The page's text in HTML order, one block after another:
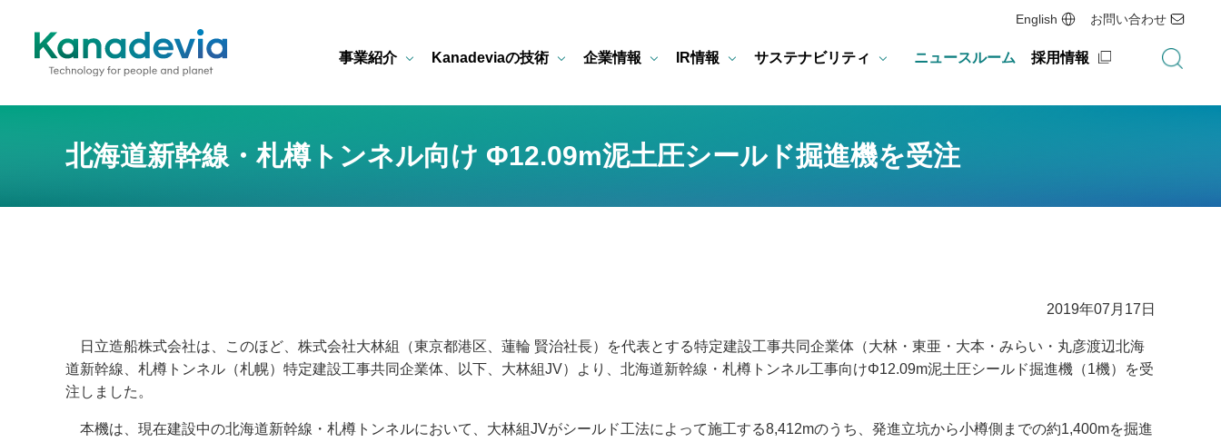
English お問い合わせ
事業紹介 Kanadeviaの技術 企業情報 IR情報 サステナビリティ ニュースルーム 採用情報
北海道新幹線・札樽トンネル向け Φ12.09m泥土圧シールド掘進機を受注
2019年07月17日
日立造船株式会社は、このほど、株式会社大林組（東京都港区、蓮輪 賢治社長）を代表とする特定建設工事共同企業体（大林・東亜・大本・みらい・丸彦渡辺北海
道新幹線、札樽トンネル（札幌）特定建設工事共同企業体、以下、大林組JV）より、北海道新幹線・札樽トンネル工事向けΦ12.09m泥土圧シールド掘進機（1機）を受
注しました。
本機は、現在建設中の北海道新幹線・札樽トンネルにおいて、大林組JVがシールド工法によって施工する8,412mのうち、発進立坑から小樽側までの約1,400mを掘進